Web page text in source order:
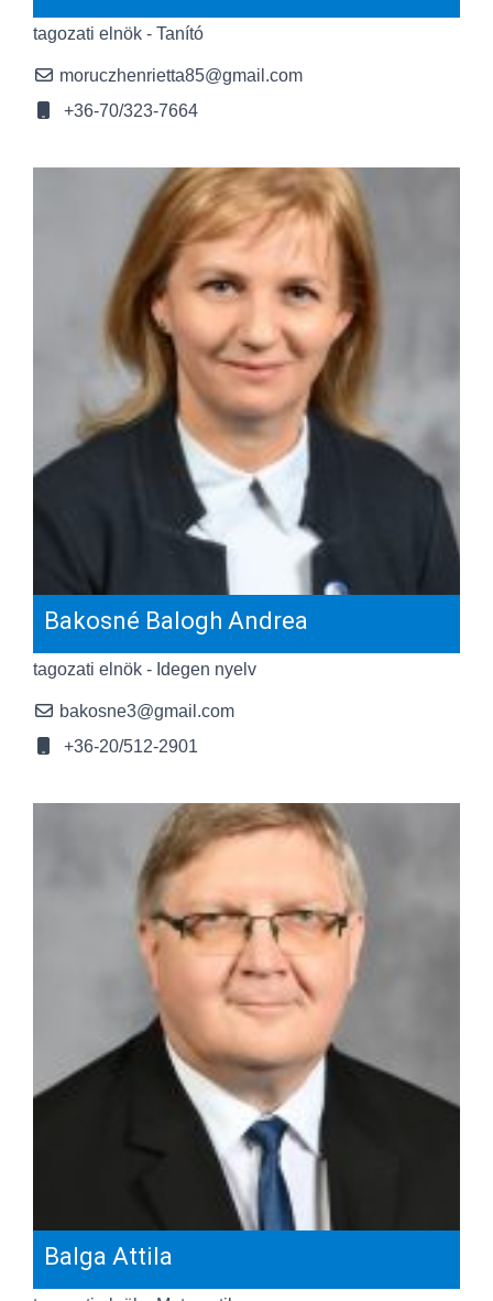
tagozati elnök - Tanító
moruczhenrietta85@gmail.com
+36-70/323-7664
Bakosné Balogh Andrea
tagozati elnök - Idegen nyelv
bakosne3@gmail.com
+36-20/512-2901
Balga Attila